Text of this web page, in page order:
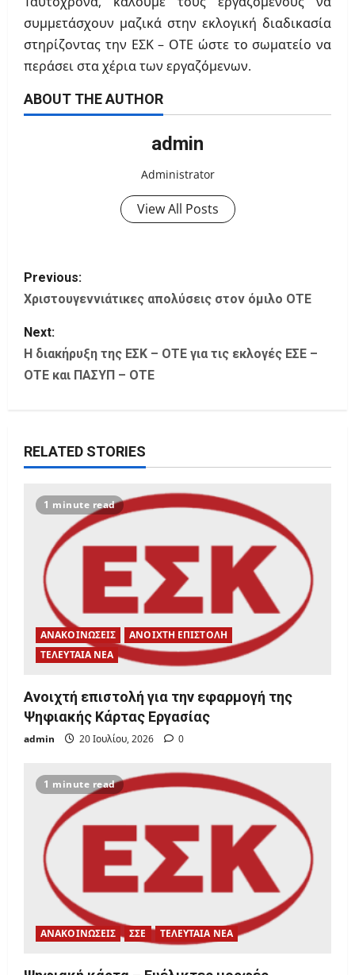
συμμετάσχουν μαζικά στην εκλογική διαδικασία
στηρίζοντας την ΕΣΚ – ΟΤΕ ώστε το σωματείο να
περάσει στα χέρια των εργαζόμενων.
ABOUT THE AUTHOR
admin
Administrator
View All Posts
P
o
s
t
v
o
n
Previous:
Χριστουγεννιάτικες απολύσεις στον όμιλο ΟΤΕ
Next:
Η διακήρυξη της ΕΣΚ – ΟΤΕ για τις εκλογές ΕΣΕ –
ΟΤΕ και ΠΑΣΥΠ – ΟΤΕ
RELATED STORIES
1 minute read
ΑΝΑΚΟΙΝΩΣΕΙΣ
ΑΝΟΙΧΤΗ ΕΠΙΣΤΟΛΗ
ΤΕΛΕΥΤΑΙΑ ΝΕΑ
Ανοιχτή επιστολή για την εφαρμογή της
Ψηφιακής Κάρτας Εργασίας
admin 20 Ιουλίου, 2026 0
1 minute read
ΑΝΑΚΟΙΝΩΣΕΙΣ ΣΣΕ ΤΕΛΕΥΤΑΙΑ ΝΕΑ